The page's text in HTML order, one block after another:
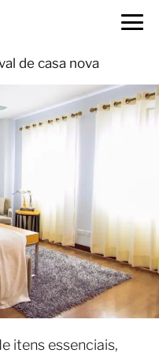
de casa nova
itens essenciais,